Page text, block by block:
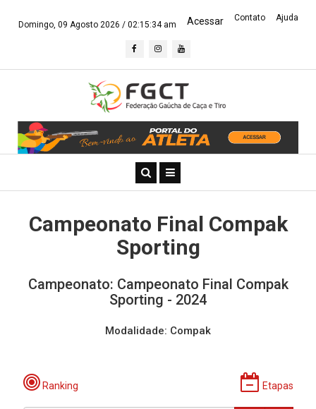
Domingo, 09 Agosto 2026 / 02:15:34 am Acessar Contato Ajuda
Campeonato Final Compak
Sporting
Campeonato: Campeonato Final Compak
Sporting - 2024
Modalidade: Compak
Ranking Etapas